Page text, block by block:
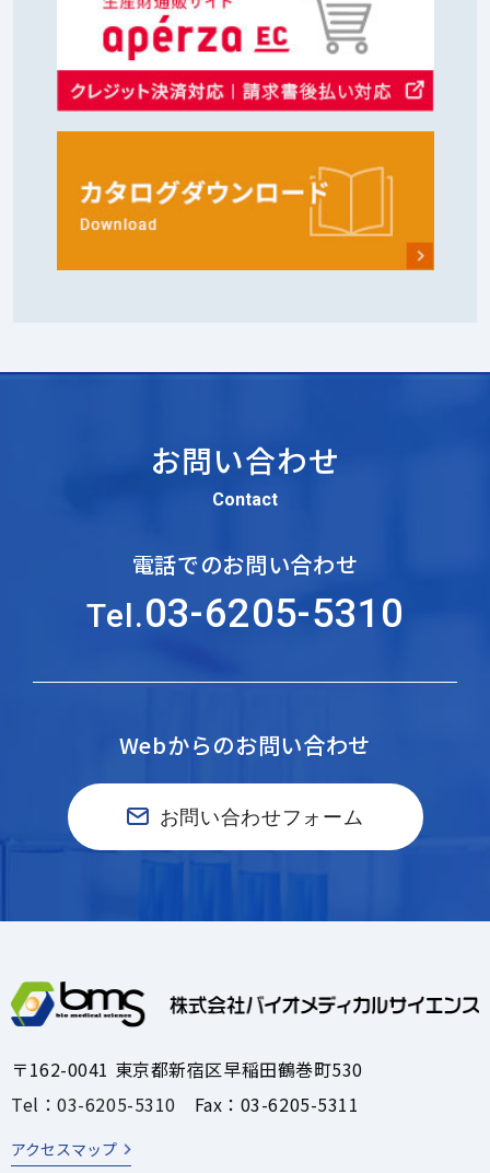
お問い合わせ
Contact
電話でのお問い合わせ
Tel.03-6205-5310
Webからのお問い合わせ
お問い合わせフォーム
〒162-0041 東京都新宿区早稲田鶴巻町530
Tel：03-6205-5310 Fax：03-6205-5311
アクセスマップ